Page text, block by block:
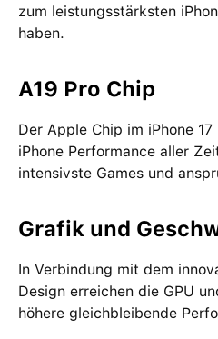
zum leistungsstärksten
haben.
A19 Pro Chip
Der Apple Chip im iPhone
iPhone Performance aller
intensivste Games und
Grafik und
In Verbindung mit dem
Design erreichen die GPU
höhere gleichbleibende